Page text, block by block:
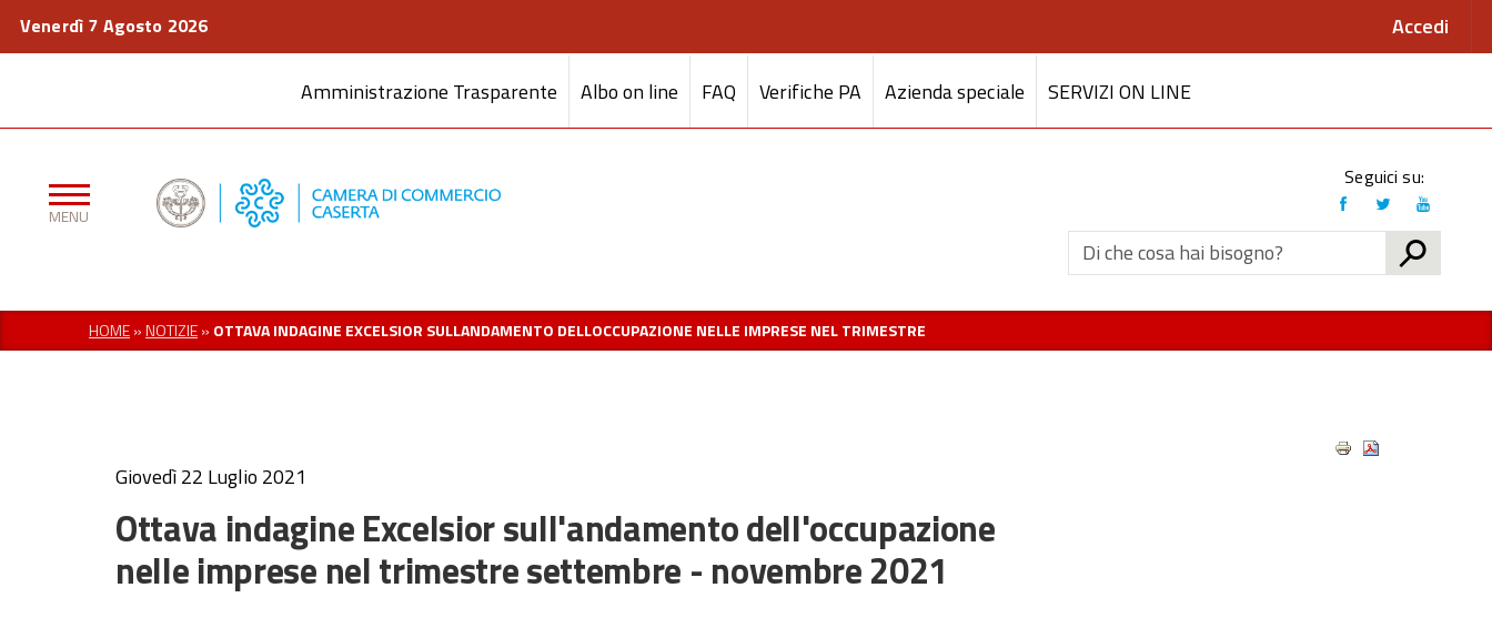
Venerdì 7 Agosto 2026 Accedi
social
Seguici su:
Amministrazione Trasparente Albo on line FAQ Verifiche PA Azienda speciale SERVIZI ON LINE
HOME»NOTIZIE» OTTAVA INDAGINE EXCELSIOR SULLANDAMENTO DELLOCCUPAZIONE NELLE IMPRESE NEL TRIMESTRE
Giovedì 22 Luglio 2021
Ottava indagine Excelsior sull'andamento dell'occupazione
nelle imprese nel trimestre settembre - novembre 2021